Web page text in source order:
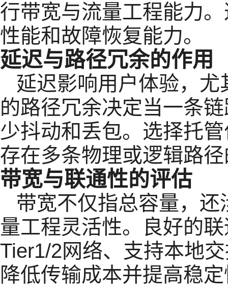
行带宽与流量工程能力
性能和故障恢复能力。
延迟与路径冗余的作用
延迟影响用户体验，
的路径冗余决定当一条
少抖动和丢包。选择托
存在多条物理或逻辑路
带宽与联通性的评估
带宽不仅指总容量，
量工程灵活性。良好的
Tier1/2网络、支持本地
降低传输成本并提高稳